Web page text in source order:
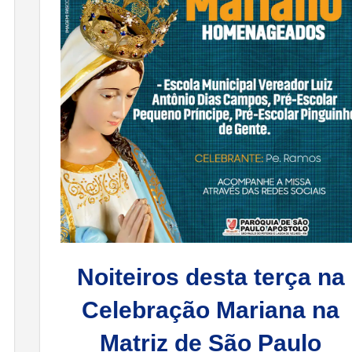
Noiteiros desta terça na
Celebração Mariana na
Matriz de São Paulo